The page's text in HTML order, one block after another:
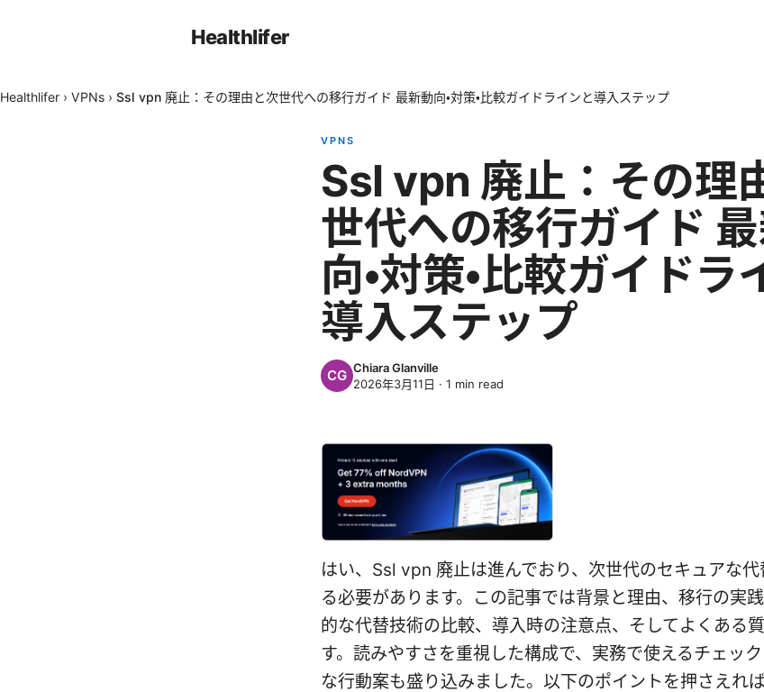
Healthlifer
Healthlifer › VPNs › Ssl vpn 廃止：その理由と次世代への移行ガイド 最新動向・対策・比較ガイドラインと導入ステップ
VPNS
Ssl vpn 廃止：その理
世代への移行ガイド
向・対策・比較ガイドラ
導入ステップ
Chiara Glanville
2026年3月11日 · 1 min read
はい、Ssl vpn 廃止は進んでおり、次世代のセキュアな
る必要があります。この記事では背景と理由、移行の実
的な代替技術の比較、導入時の注意点、そしてよくある
す。読みやすさを重視した構成で、実務で使えるチェッ
な行動案も盛り込みました。以下のポイントを押さえれ